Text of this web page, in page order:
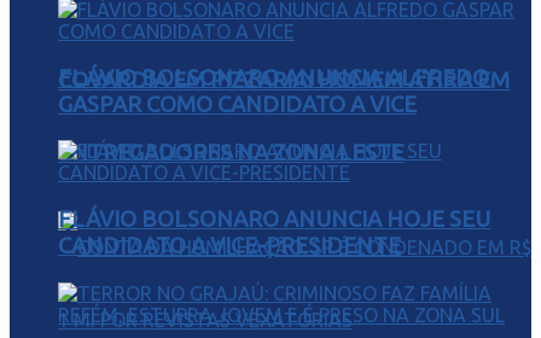
COVARDIA EM PIZZARIA: HOMEM ATIRA EM
ENTREGADORES NA ZONA LESTE
FLÁVIO BOLSONARO ANUNCIA ALFREDO
GASPAR COMO CANDIDATO A VICE
FLÁVIO BOLSONARO ANUNCIA HOJE SEU
CANDIDATO A VICE-PRESIDENTE